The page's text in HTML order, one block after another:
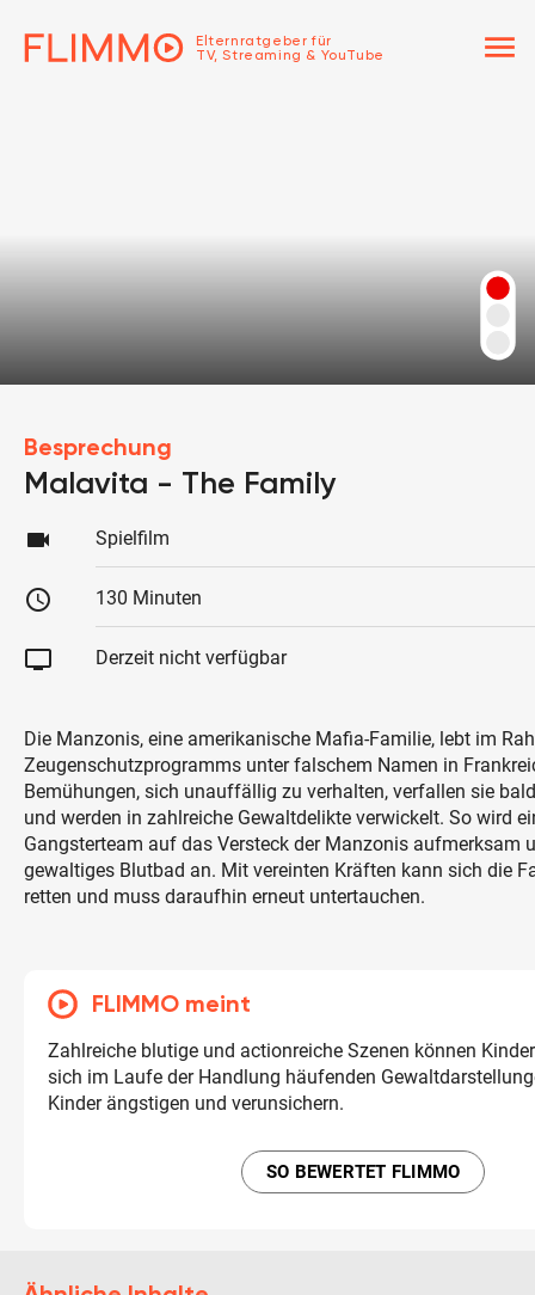
Elternratgeber für
TV, Streaming & YouTube
menu
Besprechung
Malavita - The Family
videocam Spielfilm
schedule 130 Minuten
tv Derzeit nicht verfügbar
Die Manzonis, eine amerikanische Mafia-Familie, lebt im
Zeugenschutzprogramms unter falschem Namen in
Bemühungen, sich unauffällig zu verhalten, verfallen sie
und werden in zahlreiche Gewaltdelikte verwickelt. So wird
Gangsterteam auf das Versteck der Manzonis aufmerksam
gewaltiges Blutbad an. Mit vereinten Kräften kann sich die
retten und muss daraufhin erneut untertauchen.
FLIMMO meint
Zahlreiche blutige und actionreiche Szenen können
sich im Laufe der Handlung häufenden
Kinder ängstigen und verunsichern.
SO BEWERTET FLIMMO